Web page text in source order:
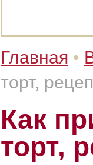
Главная •
торт,
Как
торт,